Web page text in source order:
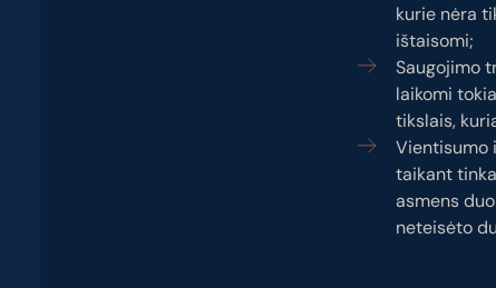
kurie nėra
ištaisomi;
Saugojimo
laikomi
tikslais,
Vientisumo
taikant
asmens
neteisėto